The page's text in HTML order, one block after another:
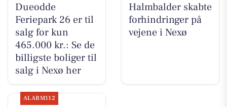
Dueodde
Feriepark 26 er til
salg for kun
465.000 kr.: Se de
billigste boliger til
salg i Nexø her
Halmbalder skabte
forhindringer på
vejene i Nexø
ALARM112